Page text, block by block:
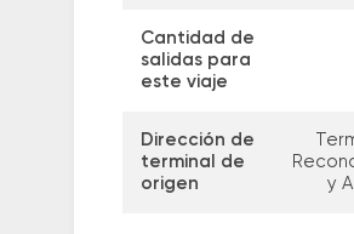
Cantidad de
salidas para
este viaje
Dirección de
terminal de
origen
y